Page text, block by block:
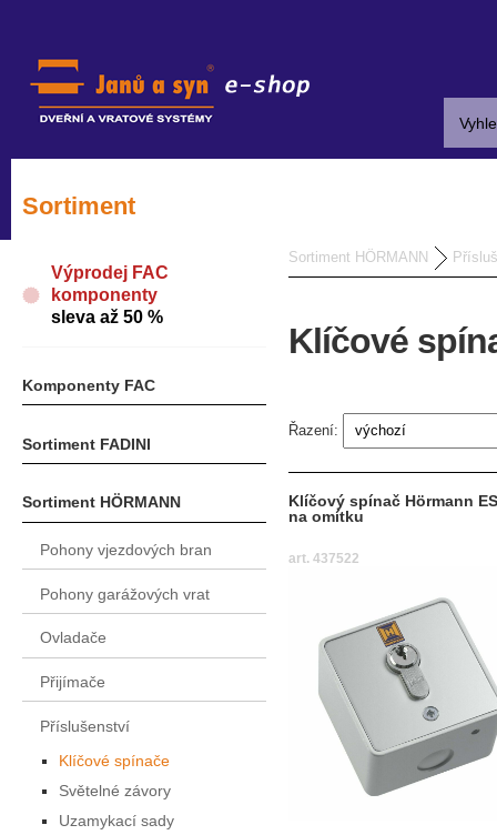
Sortiment
Výprodej FAC
komponenty
sleva až 50 %
Komponenty FAC
Sortiment FADINI
Sortiment HÖRMANN
Pohony vjezdových bran
Pohony garážových vrat
Ovladače
Přijímače
Příslušenství
Klíčové spínače
Světelné závory
Uzamykací sady
Sortiment HÖRMANN
Klíčové
Řazení:
Klíčový spínač Hörmann
na omítku
art. 437522